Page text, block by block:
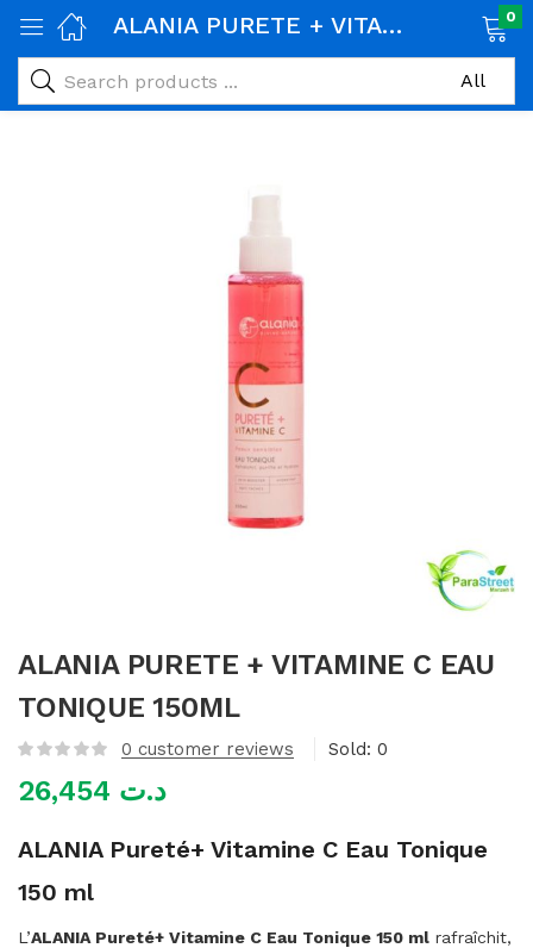
ALANIA PURETE + VITAMINE C EAU TONIQUE 150ML 0
ALANIA PURETE + VITAMINE C EAU
TONIQUE 150ML
0 customer reviews Sold: 0
د.ت
ALANIA Pureté+ Vitamine C Eau Tonique
150 ml
L’ALANIA Pureté+ Vitamine C Eau Tonique 150 ml rafraîchit,